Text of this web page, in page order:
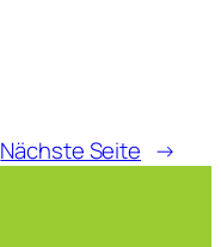
Nächste Seite →